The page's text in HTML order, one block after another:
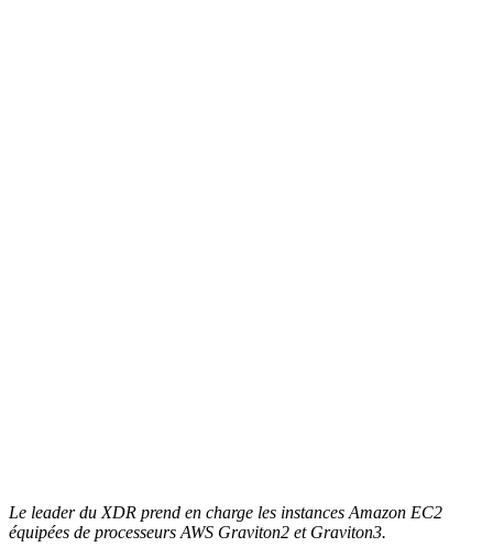
Le leader du XDR prend en charge les instances Amazon EC2
équipées de processeurs AWS Graviton2 et Graviton3.